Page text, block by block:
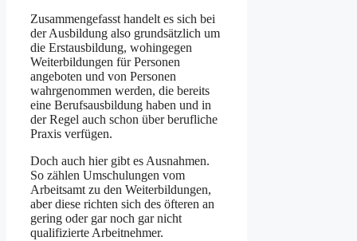
Zusammengefasst handelt es sich bei
der Ausbildung also grundsätzlich um
die Erstausbildung, wohingegen
Weiterbildungen für Personen
angeboten und von Personen
wahrgenommen werden, die bereits
eine Berufsausbildung haben und in
der Regel auch schon über berufliche
Praxis verfügen.
Doch auch hier gibt es Ausnahmen.
So zählen Umschulungen vom
Arbeitsamt zu den Weiterbildungen,
aber diese richten sich des öfteren an
gering oder gar noch gar nicht
qualifizierte Arbeitnehmer.